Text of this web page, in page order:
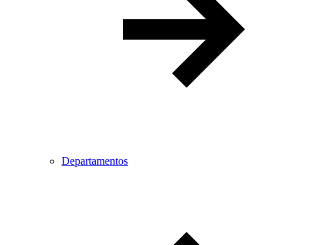
Departamentos